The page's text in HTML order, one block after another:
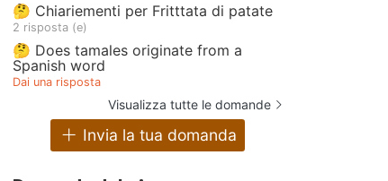
🤔 Chiariementi per Fritttata di patate
2 risposta (e)
🤔 Does tamales originate from a
Spanish word
Dai una risposta
Visualizza tutte le domande
Invia la tua domanda